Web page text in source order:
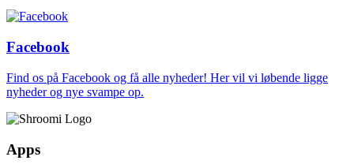
Facebook
Find os på Facebook og få alle nyheder! Her vil vi løbende ligge
nyheder og nye svampe op.
Apps